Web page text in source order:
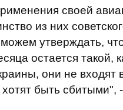
своей
из них
утверждать,
остается такой,
они не
быть сбитыми",